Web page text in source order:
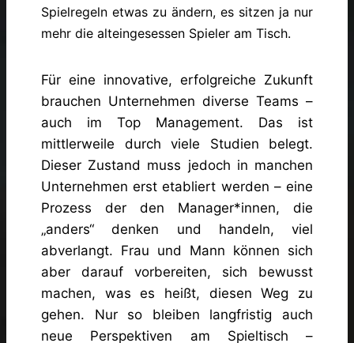
Spielregeln etwas zu ändern, es sitzen ja nur
mehr die alteingesessen Spieler am Tisch.
Für eine innovative, erfolgreiche Zukunft
brauchen Unternehmen diverse Teams –
auch im Top Management. Das ist
mittlerweile durch viele Studien belegt.
Dieser Zustand muss jedoch in manchen
Unternehmen erst etabliert werden – eine
Prozess der den Manager*innen, die
„anders“ denken und handeln, viel
abverlangt. Frau und Mann können sich
aber darauf vorbereiten, sich bewusst
machen, was es heißt, diesen Weg zu
gehen. Nur so bleiben langfristig auch
neue Perspektiven am Spieltisch –